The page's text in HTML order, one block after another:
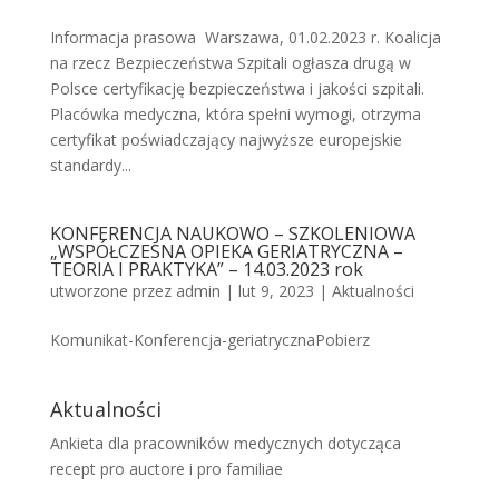
Informacja prasowa Warszawa, 01.02.2023 r. Koalicja
na rzecz Bezpieczeństwa Szpitali ogłasza drugą w
Polsce certyfikację bezpieczeństwa i jakości szpitali.
Placówka medyczna, która spełni wymogi, otrzyma
certyfikat poświadczający najwyższe europejskie
standardy...
KONFERENCJA NAUKOWO – SZKOLENIOWA
„WSPÓŁCZESNA OPIEKA GERIATRYCZNA –
TEORIA I PRAKTYKA” – 14.03.2023 rok
utworzone przez admin | lut 9, 2023 | Aktualności
Komunikat-Konferencja-geriatrycznaPobierz
Aktualności
Ankieta dla pracowników medycznych dotycząca
recept pro auctore i pro familiae